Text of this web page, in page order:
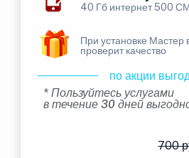
40 Гб интернет 500
При установке Мастер
проверит качество
по акции
* Пользуйтесь услугами
в течение 30 дней
700